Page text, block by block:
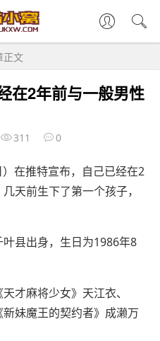
正文
在2年前与一般男性
311 0
在推特宣布，自己已经在2
天前生下了第一个孩子，
县出身，生日为1986年8
才麻将少女》天江衣、
新妹魔王的契约者》成濑万